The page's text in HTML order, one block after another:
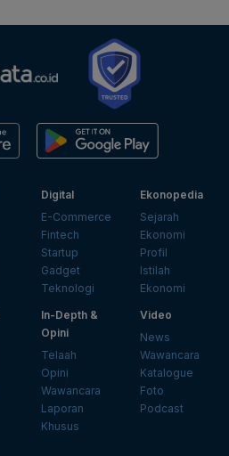
Digital
E-Commerce
Fintech
Startup
Gadget
Teknologi
Ekonopedia
Sejarah
Ekonomi
Profil
Istilah
Ekonomi
In-Depth &
Opini
Telaah
Opini
Wawancara
Laporan
Khusus
Video
News
Wawancara
Katalogue
Foto
Podcast